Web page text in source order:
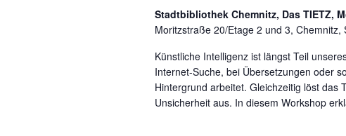
Stadtbibliothek Chemnitz, Das TIETZ,
Moritzstraße 20/Etage 2 und 3, Chemnitz,
Künstliche Intelligenz ist längst Teil
Internet-Suche, bei Übersetzungen oder
Hintergrund arbeitet. Gleichzeitig löst das
Unsicherheit aus. In diesem Workshop